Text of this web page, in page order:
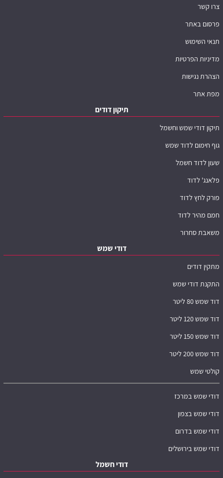
צרו קשר
פרסום באתר
תנאי השימוש
מדיניות הפרטיות
הצהרת נגישות
מפת אתר
תיקון דודים
תיקון דודי שמש וחשמל
גוף חימום לדוד שמש
שעון לדוד חשמל
פלאנג' לדוד
פורק לחץ לדוד
חמם מהיר לדוד
משאבת סחרור
דודי שמש
מתקין דודים
התקנת דודי שמש
דוד שמש 80 ליטר
דוד שמש 120 ליטר
דוד שמש 150 ליטר
דוד שמש 200 ליטר
קולטי שמש
דודי שמש במרכז
דודי שמש בצפון
דודי שמש בדרום
דודי שמש בירושלים
דודי חשמל